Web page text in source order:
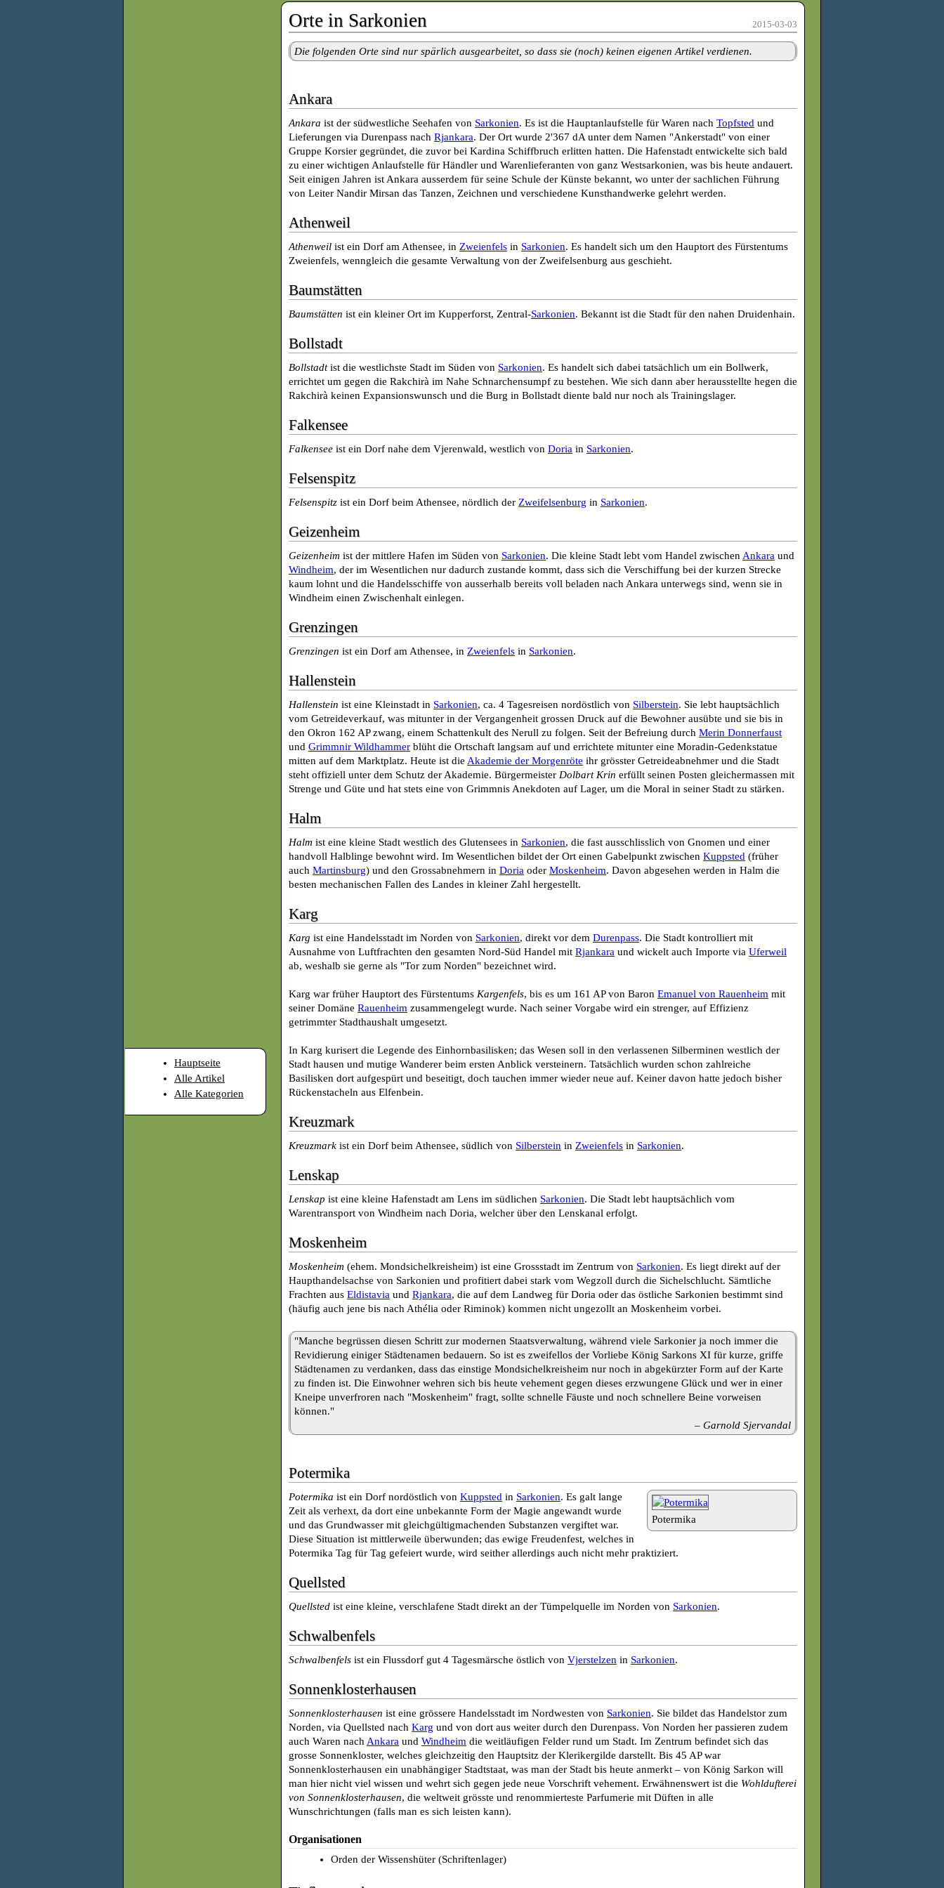
Hauptseite
Alle Artikel
Alle Kategorien
Orte in Sarkonien 2015-03-03
Die folgenden Orte sind nur spärlich ausgearbeitet, so dass sie (noch) keinen eigenen Artikel verdienen.
Ankara
Ankara ist der südwestliche Seehafen von Sarkonien. Es ist die Hauptanlaufstelle für Waren nach Topfsted und
Lieferungen via Durenpass nach Rjankara. Der Ort wurde 2'367 dA unter dem Namen "Ankerstadt" von einer
Gruppe Korsier gegründet, die zuvor bei Kardina Schiffbruch erlitten hatten. Die Hafenstadt entwickelte sich bald
zu einer wichtigen Anlaufstelle für Händler und Warenlieferanten von ganz Westsarkonien, was bis heute andauert.
Seit einigen Jahren ist Ankara ausserdem für seine Schule der Künste bekannt, wo unter der sachlichen Führung
von Leiter Nandir Mirsan das Tanzen, Zeichnen und verschiedene Kunsthandwerke gelehrt werden.
Athenweil
Athenweil ist ein Dorf am Athensee, in Zweienfels in Sarkonien. Es handelt sich um den Hauptort des Fürstentums
Zweienfels, wenngleich die gesamte Verwaltung von der Zweifelsenburg aus geschieht.
Baumstätten
Baumstätten ist ein kleiner Ort im Kupperforst, Zentral-Sarkonien. Bekannt ist die Stadt für den nahen Druidenhain.
Bollstadt
Bollstadtist die westlichste Stadt im Süden von Sarkonien. Es handelt sich dabei tatsächlich um ein Bollwerk,
errichtet um gegen die Rakchirà im Nahe Schnarchensumpf zu bestehen. Wie sich dann aber herausstellte hegen die
Rakchirà keinen Expansionswunsch und die Burg in Bollstadt diente bald nur noch als Trainingslager.
Falkensee
Falkensee ist ein Dorf nahe dem Vjerenwald, westlich von Doria in Sarkonien.
Felsenspitz
Felsenspitz ist ein Dorf beim Athensee, nördlich der Zweifelsenburg in Sarkonien.
Geizenheim
Geizenheim ist der mittlere Hafen im Süden von Sarkonien. Die kleine Stadt lebt vom Handel zwischen Ankara und
Windheim, der im Wesentlichen nur dadurch zustande kommt, dass sich die Verschiffung bei der kurzen Strecke
kaum lohnt und die Handelsschiffe von ausserhalb bereits voll beladen nach Ankara unterwegs sind, wenn sie in
Windheim einen Zwischenhalt einlegen.
Grenzingen
Grenzingen ist ein Dorf am Athensee, in Zweienfels in Sarkonien.
Hallenstein
Hallenstein ist eine Kleinstadt in Sarkonien, ca. 4 Tagesreisen nordöstlich von Silberstein. Sie lebt hauptsächlich
vom Getreideverkauf, was mitunter in der Vergangenheit grossen Druck auf die Bewohner ausübte und sie bis in
den Okron 162 AP zwang, einem Schattenkult des Nerull zu folgen. Seit der Befreiung durch Merin Donnerfaust
und Grimmnir Wildhammer blüht die Ortschaft langsam auf und errichtete mitunter eine Moradin-Gedenkstatue
mitten auf dem Marktplatz. Heute ist die Akademie der Morgenröte ihr grösster Getreideabnehmer und die Stadt
steht offiziell unter dem Schutz der Akademie. Bürgermeister Dolbart Krin erfüllt seinen Posten gleichermassen mit
Strenge und Güte und hat stets eine von Grimmnis Anekdoten auf Lager, um die Moral in seiner Stadt zu stärken.
Halm
Halm ist eine kleine Stadt westlich des Glutensees in Sarkonien, die fast ausschlisslich von Gnomen und einer
handvoll Halblinge bewohnt wird. Im Wesentlichen bildet der Ort einen Gabelpunkt zwischen Kuppsted (früher
auch Martinsburg) und den Grossabnehmern in Doria oder Moskenheim. Davon abgesehen werden in Halm die
besten mechanischen Fallen des Landes in kleiner Zahl hergestellt.
Karg
Karg ist eine Handelsstadt im Norden von Sarkonien, direkt vor dem Durenpass. Die Stadt kontrolliert mit
Ausnahme von Luftfrachten den gesamten Nord-Süd Handel mit Rjankara und wickelt auch Importe via Uferweil
ab, weshalb sie gerne als "Tor zum Norden" bezeichnet wird.
Karg war früher Hauptort des Fürstentums Kargenfels, bis es um 161 AP von Baron Emanuel von Rauenheim mit
seiner Domäne Rauenheim zusammengelegt wurde. Nach seiner Vorgabe wird ein strenger, auf Effizienz
getrimmter Stadthaushalt umgesetzt.
In Karg kurisert die Legende des Einhornbasilisken; das Wesen soll in den verlassenen Silberminen westlich der
Stadt hausen und mutige Wanderer beim ersten Anblick versteinern. Tatsächlich wurden schon zahlreiche
Basilisken dort aufgespürt und beseitigt, doch tauchen immer wieder neue auf. Keiner davon hatte jedoch bisher
Rückenstacheln aus Elfenbein.
Kreuzmark
Kreuzmark ist ein Dorf beim Athensee, südlich von Silberstein in Zweienfels in Sarkonien.
Lenskap
Lenskap ist eine kleine Hafenstadt am Lens im südlichen Sarkonien. Die Stadt lebt hauptsächlich vom
Warentransport von Windheim nach Doria, welcher über den Lenskanal erfolgt.
Moskenheim
Moskenheim (ehem. Mondsichelkreisheim) ist eine Grossstadt im Zentrum von Sarkonien. Es liegt direkt auf der
Haupthandelsachse von Sarkonien und profitiert dabei stark vom Wegzoll durch die Sichelschlucht. Sämtliche
Frachten aus Eldistavia und Rjankara, die auf dem Landweg für Doria oder das östliche Sarkonien bestimmt sind
(häufig auch jene bis nach Athélia oder Riminok) kommen nicht ungezollt an Moskenheim vorbei.
"Manche begrüssen diesen Schritt zur modernen Staatsverwaltung, während viele Sarkonier ja noch immer die
Revidierung einiger Städtenamen bedauern. So ist es zweifellos der Vorliebe König Sarkons XI für kurze, griffe
Städtenamen zu verdanken, dass das einstige Mondsichelkreisheim nur noch in abgekürzter Form auf der Karte
zu finden ist. Die Einwohner wehren sich bis heute vehement gegen dieses erzwungene Glück und wer in einer
Kneipe unverfroren nach "Moskenheim" fragt, sollte schnelle Fäuste und noch schnellere Beine vorweisen
können."
– Garnold Sjervandal
Potermika
Potermika
Potermika ist ein Dorf nordöstlich von Kuppsted in Sarkonien. Es galt lange
Zeit als verhext, da dort eine unbekannte Form der Magie angewandt wurde
und das Grundwasser mit gleichgültigmachenden Substanzen vergiftet war.
Diese Situation ist mittlerweile überwunden; das ewige Freudenfest, welches in
Potermika Tag für Tag gefeiert wurde, wird seither allerdings auch nicht mehr praktiziert.
Quellsted
Quellsted ist eine kleine, verschlafene Stadt direkt an der Tümpelquelle im Norden von Sarkonien.
Schwalbenfels
Schwalbenfels ist ein Flussdorf gut 4 Tagesmärsche östlich von Vjerstelzen in Sarkonien.
Sonnenklosterhausen
Sonnenklosterhausen ist eine grössere Handelsstadt im Nordwesten von Sarkonien. Sie bildet das Handelstor zum
Norden, via Quellsted nach Karg und von dort aus weiter durch den Durenpass. Von Norden her passieren zudem
auch Waren nach Ankara und Windheim die weitläufigen Felder rund um Stadt. Im Zentrum befindet sich das
grosse Sonnenkloster, welches gleichzeitig den Hauptsitz der Klerikergilde darstellt. Bis 45 AP war
Sonnenklosterhausen ein unabhängiger Stadtstaat, was man der Stadt bis heute anmerkt – von König Sarkon will
man hier nicht viel wissen und wehrt sich gegen jede neue Vorschrift vehement. Erwähnenswert ist die Wohldufterei
von Sonnenklosterhausen, die weltweit grösste und renommierteste Parfumerie mit Düften in alle
Wunschrichtungen (falls man es sich leisten kann).
Organisationen
Orden der Wissenshüter (Schriftenlager)